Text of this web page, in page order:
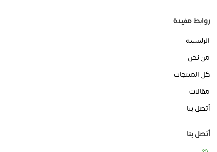
روابط مفيدة
الرئيسية
من نحن
كل المنتجات
مقالات
أتصل بنا
أتصل بنا